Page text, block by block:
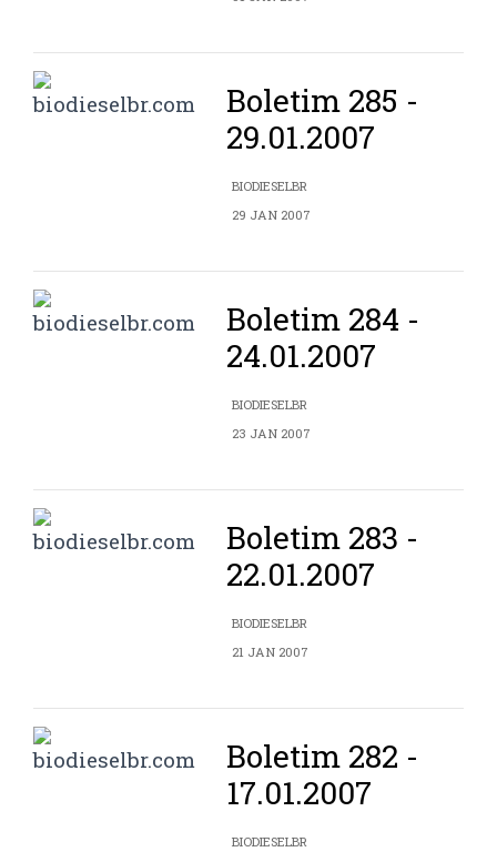
Boletim 285 -
29.01.2007
BIODIESELBR
29 JAN 2007
Boletim 284 -
24.01.2007
BIODIESELBR
23 JAN 2007
Boletim 283 -
22.01.2007
BIODIESELBR
21 JAN 2007
Boletim 282 -
17.01.2007
BIODIESELBR